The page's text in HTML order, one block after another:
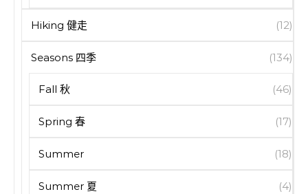
Hiking 健走 (12)
Seasons 四季 (134)
Fall 秋 (46)
Spring 春 (17)
Summer (18)
Summer 夏 (4)